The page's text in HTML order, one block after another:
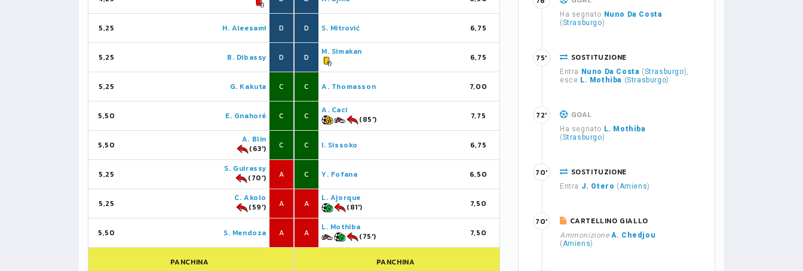
5,25 H. Aleesami D
5,25 B. Dibassy D
5,25 G. Kakuta C
5,50 E. Gnahoré C
5,50
A. Blin
(63')
C
5,25
S. Guirassy
(70')
A
5,25
C. Akolo
(59')
A
5,50 S. Mendoza A
PANCHINA
D S. Mitrović 6,75
D
M. Simakan
6,75
C A. Thomasson 7,00
C
A. Caci
(85')
7,75
C I. Sissoko 6,75
C Y. Fofana 6,50
A
L. Ajorque
(81')
7,50
A
L. Mothiba
(75')
7,50
PANCHINA
Ha segnato Nuno Da Costa
(Strasburgo)
SOSTITUZIONE
Entra Nuno Da Costa (Strasburgo),
esce L. Mothiba (Strasburgo)
75'
GOAL
Ha segnato L. Mothiba
(Strasburgo)
72'
SOSTITUZIONE
Entra J. Otero (Amiens)
70'
CARTELLINO GIALLO
Ammonizione A. Chedjou
(Amiens)
70'